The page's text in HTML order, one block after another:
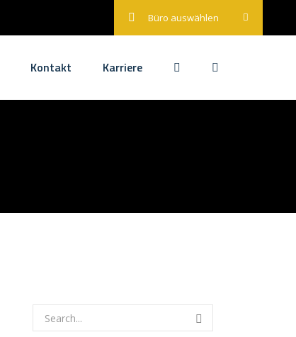
Büro auswählen
Kontakt Karriere